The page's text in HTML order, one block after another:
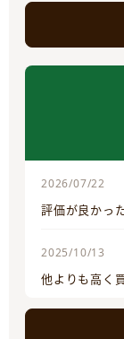
2026/07/22
評価が良かっ
2025/10/13
他よりも高く